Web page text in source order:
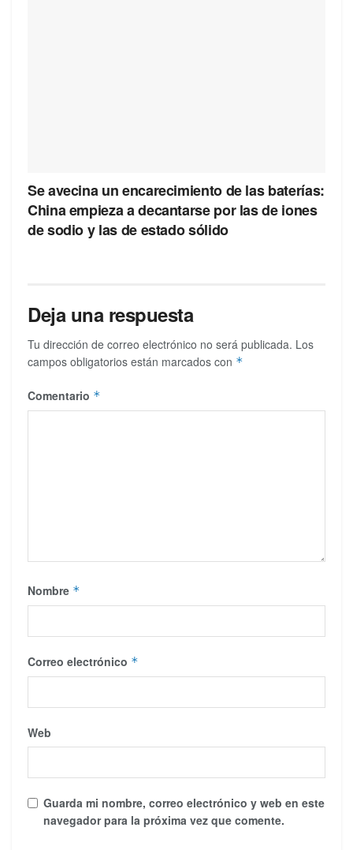
Se avecina un encarecimiento de las baterías:
China empieza a decantarse por las de iones
de sodio y las de estado sólido
Deja una respuesta
Tu dirección de correo electrónico no será publicada. Los
campos obligatorios están marcados con *
Comentario *
Nombre *
Correo electrónico *
Web
Guarda mi nombre, correo electrónico y web en este
navegador para la próxima vez que comente.